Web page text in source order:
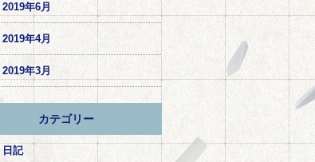
2019年6月
2019年4月
2019年3月
カテゴリー
日記